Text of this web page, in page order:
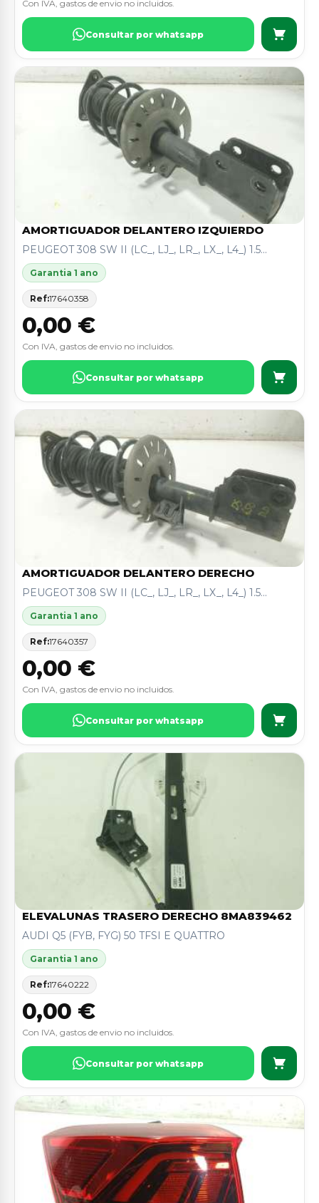
Con IVA, gastos de envio no incluidos.
Consultar por whatsapp
AMORTIGUADOR DELANTERO IZQUIERDO
PEUGEOT 308 SW II (LC_, LJ_, LR_, LX_, L4_) 1.5...
Garantia 1 ano
Ref:17640358
0,00 €
Con IVA, gastos de envio no incluidos.
Consultar por whatsapp
AMORTIGUADOR DELANTERO DERECHO
PEUGEOT 308 SW II (LC_, LJ_, LR_, LX_, L4_) 1.5...
Garantia 1 ano
Ref:17640357
0,00 €
Con IVA, gastos de envio no incluidos.
Consultar por whatsapp
ELEVALUNAS TRASERO DERECHO 8MA839462
AUDI Q5 (FYB, FYG) 50 TFSI E QUATTRO
Garantia 1 ano
Ref:17640222
0,00 €
Con IVA, gastos de envio no incluidos.
Consultar por whatsapp